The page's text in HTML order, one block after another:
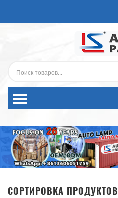
СОРТИРОВКА ПРОДУКТОВ